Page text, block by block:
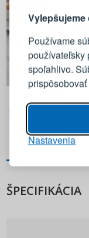
Používame
používateľsky
spoľahlivo.
Nastavenia
23,90 €
Krajalnica na vajcia
nerezovej ocele KELA
PRIDAŤ DO KOŠÍKA
ŠPECIFIKÁCIA